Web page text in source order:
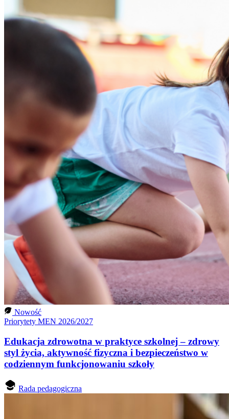
Nowość
Priorytety MEN 2026/2027
Edukacja zdrowotna w praktyce szkolnej – zdrowy
styl życia, aktywność fizyczna i bezpieczeństwo w
codziennym funkcjonowaniu szkoły
Rada pedagogiczna